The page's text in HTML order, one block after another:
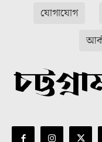
যোগাযোগ